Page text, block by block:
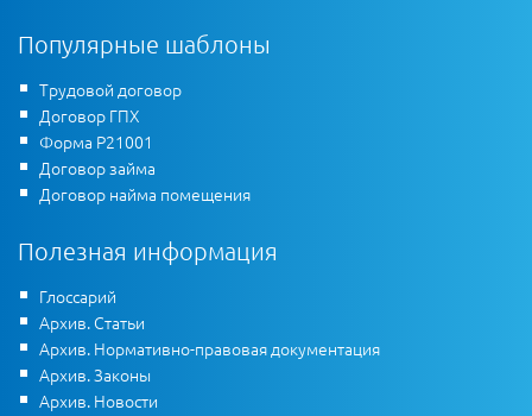
Популярные шаблоны
Трудовой договор
Договор ГПХ
Форма Р21001
Договор займа
Договор найма помещения
Полезная информация
Глоссарий
Архив. Статьи
Архив. Нормативно-правовая документация
Архив. Законы
Архив. Новости